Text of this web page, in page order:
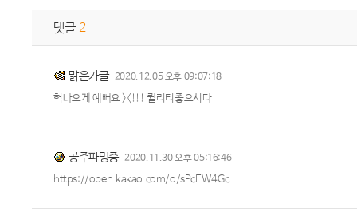
댓글 2
맑은가글 2020.12.05 오후 09:07:18
헉나오게 예뻐요 ><!!! 퀼리티좋으시다
공주파밍중 2020.11.30 오후 05:16:46
https://open.kakao.com/o/sPcEW4Gc